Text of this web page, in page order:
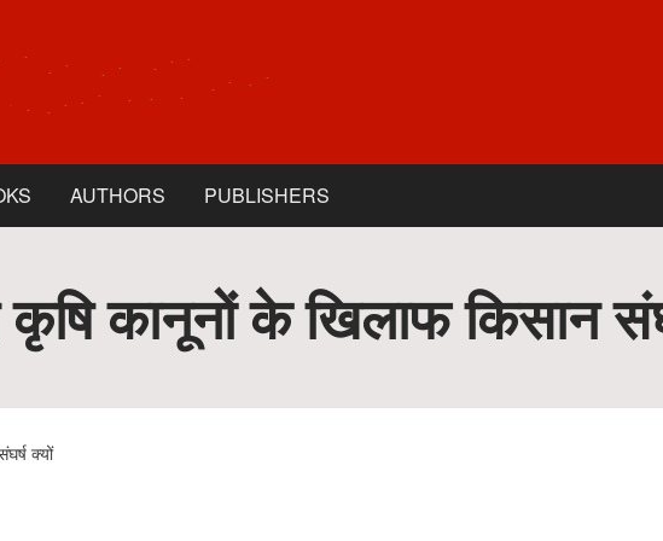
AUTHORS PUBLISHERS
कानूनों के खिलाफ किसान
क्यों